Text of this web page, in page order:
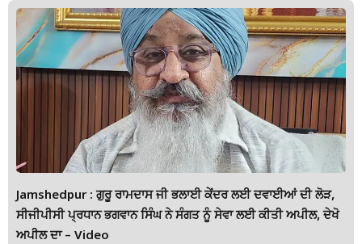
Jamshedpur : ਗੁਰੂ ਰਾਮਦਾਸ ਜੀ ਭਲਾਈ ਕੇਂਦਰ ਲਈ ਦਵਾਈਆਂ ਦੀ ਲੋੜ,
ਸੀਜੀਪੀਸੀ ਪ੍ਰਧਾਨ ਭਗਵਾਨ ਸਿੰਘ ਨੇ ਸੰਗਤ ਨੂੰ ਸੇਵਾ ਲਈ ਕੀਤੀ ਅਪੀਲ, ਦੇਖੋ
ਅਪੀਲ ਦਾ – Video